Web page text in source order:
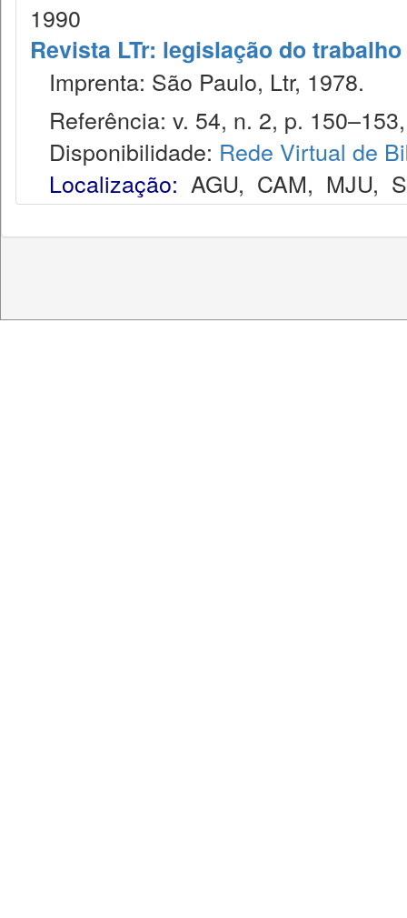
1990
Revista LTr: legislação do trabalho
Imprenta: São Paulo, Ltr, 1978.
Referência: v. 54, n. 2, p.
Disponibilidade: Rede Virtual de
Localização: AGU, CAM, MJU,